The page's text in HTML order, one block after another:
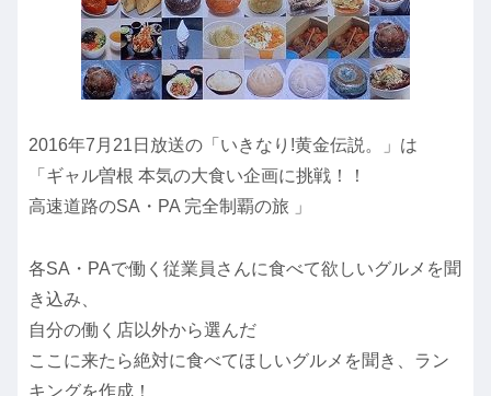
2016年7月21日放送の「いきなり!黄金伝説。」は
「ギャル曽根 本気の大食い企画に挑戦！！
高速道路のSA・PA 完全制覇の旅 」
各SA・PAで働く従業員さんに食べて欲しいグルメを聞
き込み、
自分の働く店以外から選んだ
ここに来たら絶対に食べてほしいグルメを聞き、ラン
キングを作成！